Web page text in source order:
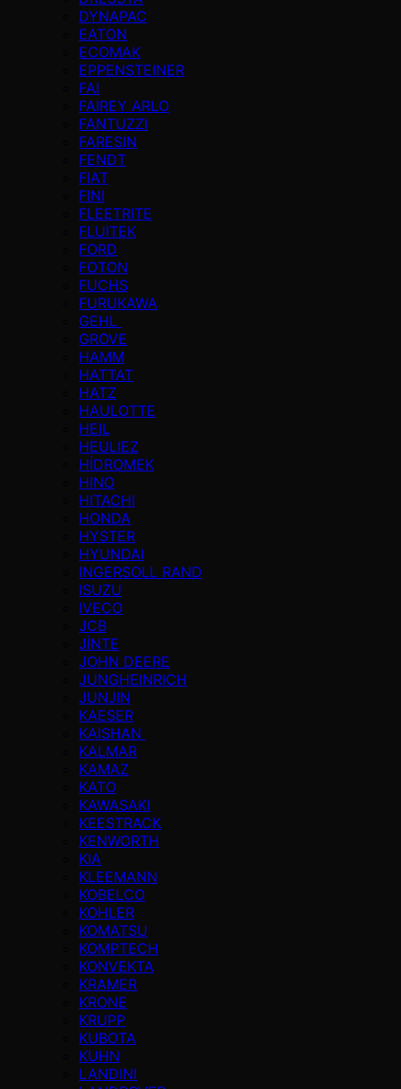
DYNAPAC
EATON
ECOMAK
EPPENSTEINER
FAI
FAIREY ARLO
FANTUZZI
FARESIN
FENDT
FIAT
FINI
FLEETRITE
FLUITEK
FORD
FOTON
FUCHS
FURUKAWA
GEHL
GROVE
HAMM
HATTAT
HATZ
HAULOTTE
HEIL
HEULIEZ
HİDROMEK
HINO
HITACHI
HONDA
HYSTER
HYUNDAI
INGERSOLL RAND
ISUZU
IVECO
JCB
JİNTE
JOHN DEERE
JUNGHEINRICH
JUNJIN
KAESER
KAISHAN
KALMAR
KAMAZ
KATO
KAWASAKI
KEESTRACK
KENWORTH
KIA
KLEEMANN
KOBELCO
KOHLER
KOMATSU
KOMPTECH
KONVEKTA
KRAMER
KRONE
KRUPP
KUBOTA
KUHN
LANDINI